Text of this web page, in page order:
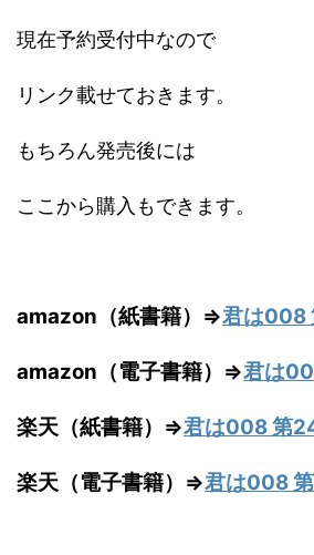
現在予約受付中なので
リンク載せておきます。
もちろん発売後には
ここから購入もできます。
amazon（紙書籍）⇒君は008
amazon（電子書籍）⇒君は
楽天（紙書籍）⇒君は008 第
楽天（電子書籍）⇒君は008